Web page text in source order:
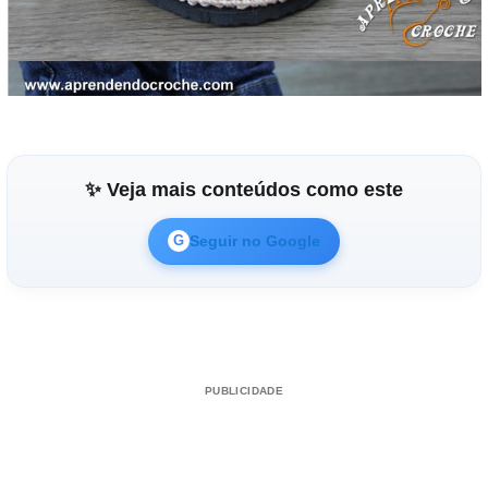
✨ Veja mais conteúdos como este
G Seguir no Google
PUBLICIDADE